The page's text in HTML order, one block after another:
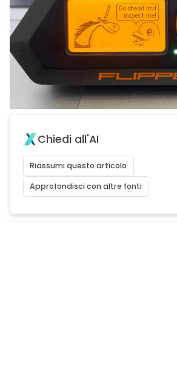
Chiedi all'AI
Riassumi questo articolo
Approfondisci con altre fonti